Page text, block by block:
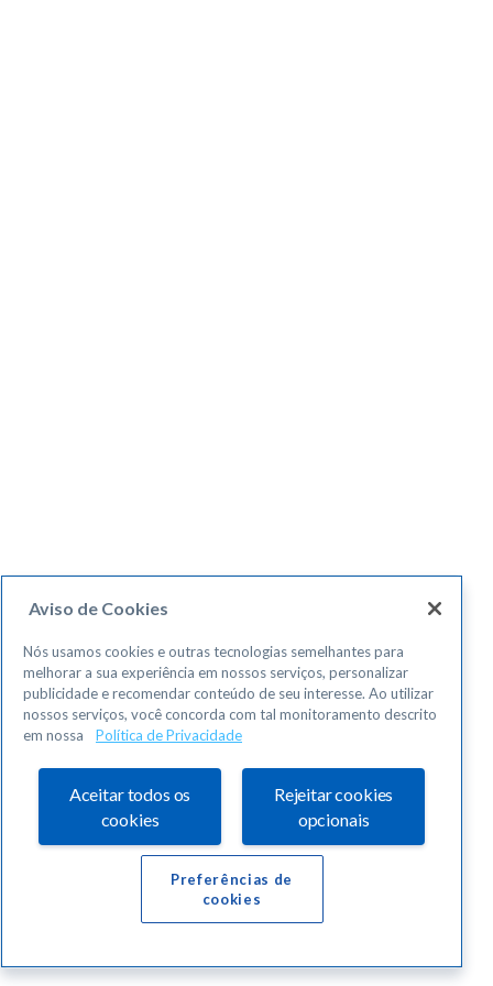
Aviso de Cookies
Nós usamos cookies e outras tecnologias semelhantes para
melhorar a sua experiência em nossos serviços, personalizar
publicidade e recomendar conteúdo de seu interesse. Ao utilizar
nossos serviços, você concorda com tal monitoramento descrito
em nossa
Política de Privacidade
Aceitar todos os
cookies
Rejeitar cookies
opcionais
Preferências de
cookies